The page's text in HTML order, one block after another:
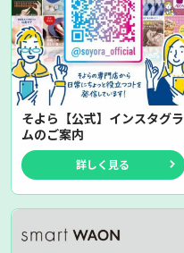
そよら【公式】インスタグラ
ムのご案内
詳しく見る